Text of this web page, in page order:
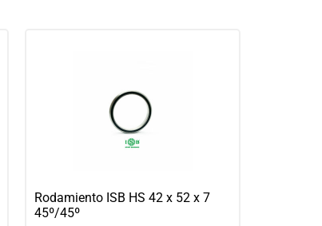
Rodamiento ISB HS 42 x 52 x 7
45º/45º